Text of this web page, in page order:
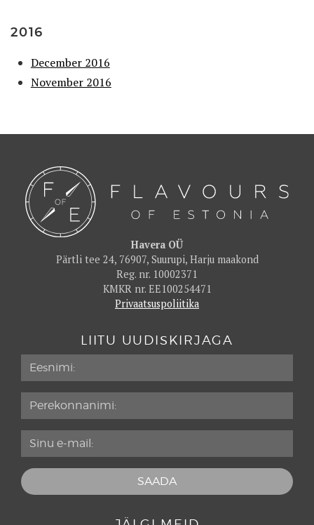
2016
December 2016
November 2016
Havera OÜ
Pärtli tee 24, 76907, Suurupi, Harju maakond
Reg. nr. 10002371
KMKR nr. EE100254471
Privaatsuspoliitika
LIITU UUDISKIRJAGA